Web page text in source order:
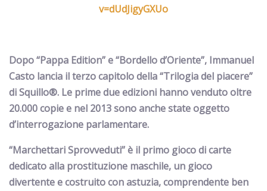
v=dUdJigyGXUo
Dopo“Pappa Edition”e“Bordello d’Oriente”, Immanuel
Casto lancia il terzo capitolo della “Trilogia del piacere”
di Squillo®. Le prime due edizioni hanno vendutooltre
20.000copie e nel 2013 sono anche state oggetto
d’interrogazione parlamentare.
“Marchettari Sprovveduti” è il primo gioco di carte
dedicato alla prostituzione maschile, un gioco
divertente e costruito con astuzia, comprendente ben